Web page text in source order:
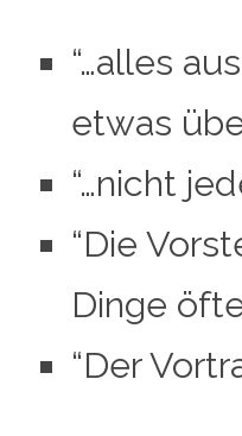
“…alles
etwas
“…nicht
“Die
Dinge
“Der